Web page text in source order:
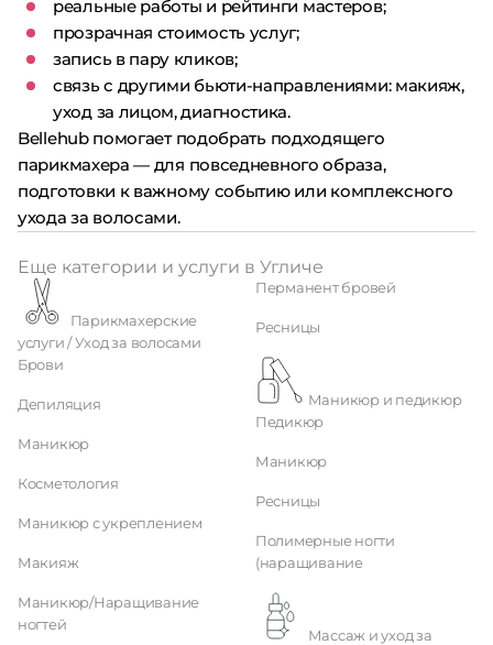
реальные работы и рейтинги мастеров;
прозрачная стоимость услуг;
запись в пару кликов;
связь с другими бьюти-направлениями: макияж,
уход за лицом, диагностика.
Bellehub помогает подобрать подходящего
парикмахера — для повседневного образа,
подготовки к важному событию или комплексного
ухода за волосами.
Еще категории и услуги в Угличе
услуги / Уход за волосами
Брови
Депиляция
Маникюр
Косметология
Маникюр с укреплением
Макияж
Маникюр/Наращивание
ногтей
Перманент бровей
Ресницы
Маникюр и педикюр
Педикюр
Маникюр
Ресницы
Полимерные ногти
(наращивание